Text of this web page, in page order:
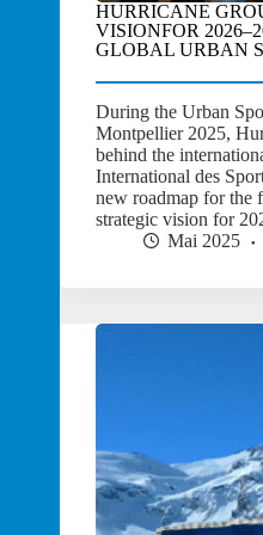
HURRICANE
VISIONFOR
GLOBAL URBAN
During the Urban
Montpellier 2025,
behind the
International des
new roadmap for the
strategic vision for
Mai 2025